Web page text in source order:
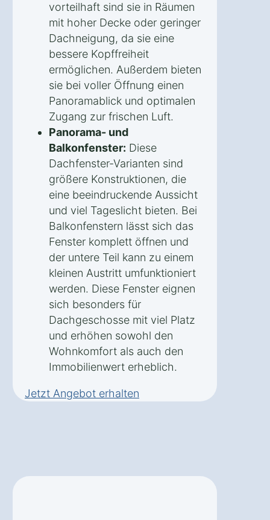
vorteilhaft sind sie in Räumen
mit hoher Decke oder geringer
Dachneigung, da sie eine
bessere Kopffreiheit
ermöglichen. Außerdem bieten
sie bei voller Öffnung einen
Panoramablick und optimalen
Zugang zur frischen Luft.
Panorama- und
Balkonfenster: Diese
Dachfenster-Varianten sind
größere Konstruktionen, die
eine beeindruckende Aussicht
und viel Tageslicht bieten. Bei
Balkonfenstern lässt sich das
Fenster komplett öffnen und
der untere Teil kann zu einem
kleinen Austritt umfunktioniert
werden. Diese Fenster eignen
sich besonders für
Dachgeschosse mit viel Platz
und erhöhen sowohl den
Wohnkomfort als auch den
Immobilienwert erheblich.
Jetzt Angebot erhalten